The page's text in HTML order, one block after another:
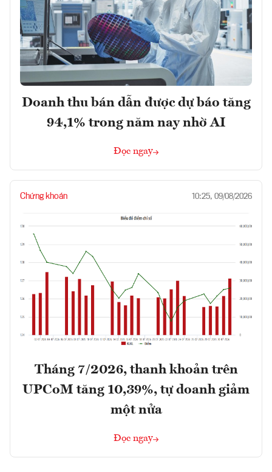
Doanh thu bán dẫn được dự báo tăng
94,1% trong năm nay nhờ AI
Đọc ngay
Chứng khoán 10:25, 09/08/2026
Tháng 7/2026, thanh khoản trên
UPCoM tăng 10,39%, tự doanh giảm
một nửa
Đọc ngay